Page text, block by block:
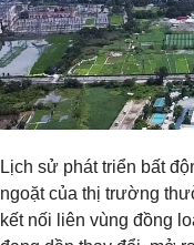
Lịch sử phát triển bất
ngoặt của thị trường
kết nối liên vùng đồng